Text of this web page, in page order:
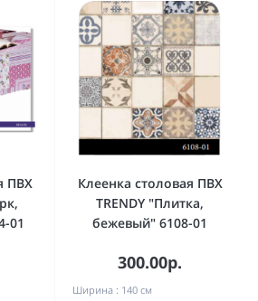
ПВХ
01
Клеенка столовая ПВХ
TRENDY "Плитка,
бежевый" 6108-01
300.00р.
Ширина : 140 см